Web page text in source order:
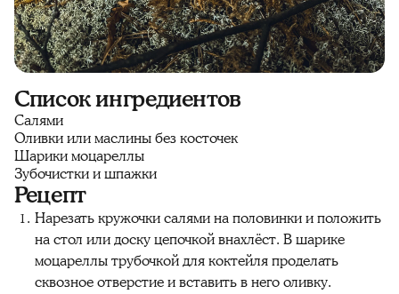
Список ингредиентов
Салями
Оливки или маслины без косточек
Шарики моцареллы
Зубочистки и шпажки
Рецепт
Нарезать кружочки салями на половинки и положить
на стол или доску цепочкой внахлёст. В шарике
моцареллы трубочкой для коктейля проделать
сквозное отверстие и вставить в него оливку.